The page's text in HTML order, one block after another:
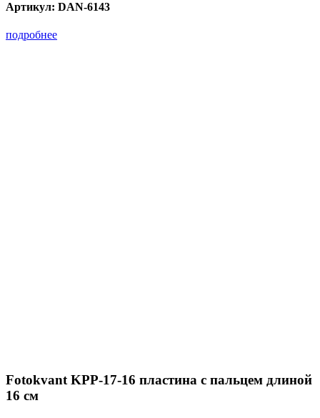
Артикул: DAN-6143
подробнее
Fotokvant KPP-17-16 пластина с пальцем длиной
16 см